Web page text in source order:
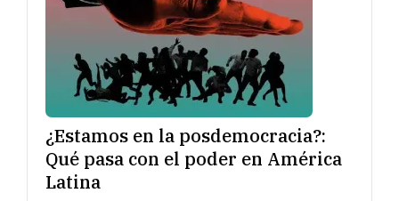
¿Estamos en la posdemocracia?:
Qué pasa con el poder en América
Latina